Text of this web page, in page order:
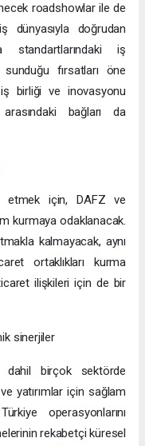
roadshowlar ile de
dünyasıyla doğrudan
standartlarındaki iş
sunduğu fırsatları öne
iş birliği ve inovasyonu
bağları da
etmek için, DAFZ ve
kurmaya odaklanacak.
kalmayacak, aynı
ortaklıkları kurma
ilişkileri için de bir
sinerjiler
birçok sektörde
yatırımlar için sağlam
operasyonlarını
rekabetçi küresel